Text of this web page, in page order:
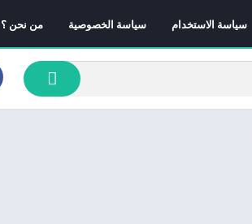
سياسة الاستخدام سياسة الخصوصية من نحن ؟